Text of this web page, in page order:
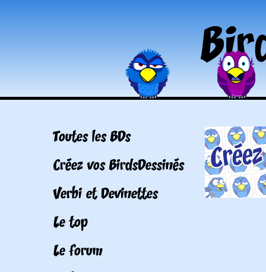
Toutes les BDs
Créez vos BirdsDessinés
Verbi et Devinettes
Le top
Le forum